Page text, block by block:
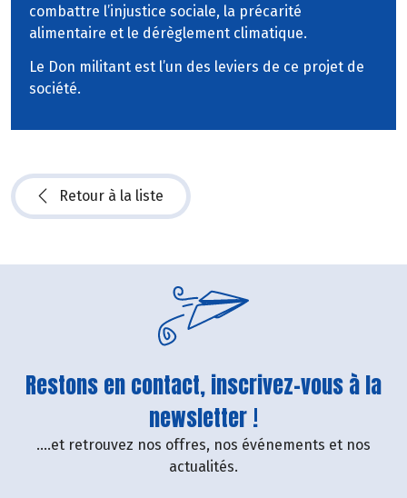
combattre l’injustice sociale, la précarité
alimentaire et le dérèglement climatique.
Le Don militant est l’un des leviers de ce projet de
société.
Retour à la liste
Restons en contact, inscrivez-vous à la
newsletter !
....et retrouvez nos offres, nos événements et nos
actualités.